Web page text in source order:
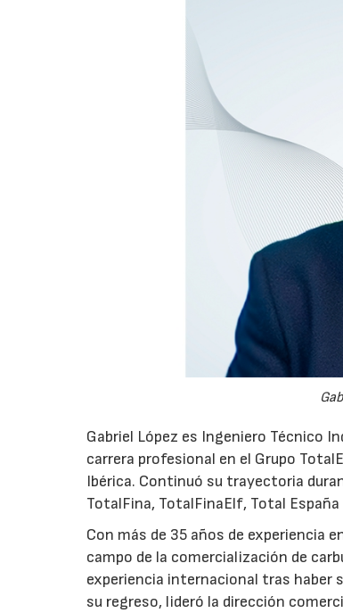
Gabriel López es Ingeniero Técnico
carrera profesional en el Grupo
Ibérica. Continuó su trayectoria
TotalFina, TotalFinaElf, Total
Con más de 35 años de experiencia
campo de la comercialización de
experiencia internacional tras haber
su regreso, lideró la dirección